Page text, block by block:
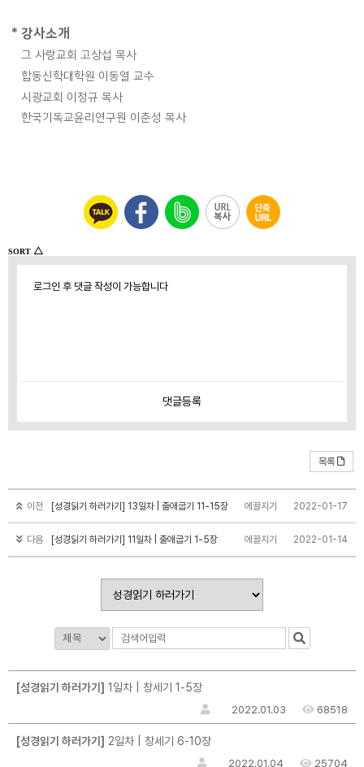
* 강사소개
그 사랑교회 고상섭 목사
합동신학대학원 이동열 교수
시광교회 이정규 목사
한국기독교윤리연구원 이춘성 목사
SORT △
로그인 후 댓글 작성이 가능합니다
댓글등록
목록
2022-01-17
에끌지기
이전 [성경읽기 하러가기] 13일차 | 출애굽기 11-15장
2022-01-14
에끌지기
다음 [성경읽기 하러가기] 11일차 | 출애굽기 1-5장
[성경읽기 하러가기] 1일차 | 창세기 1-5장
2022.01.03 68518
[성경읽기 하러가기] 2일차 | 창세기 6-10장
2022.01.04 25704